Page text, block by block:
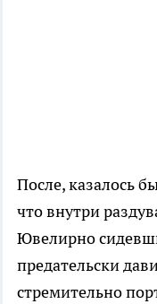
После, казалось
что внутри
Ювелирно
предательски
стремительно